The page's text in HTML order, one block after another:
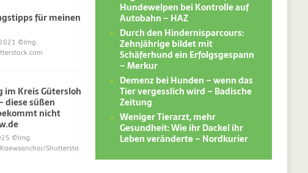
für meinen
©Img.
im Kreis Gütersloh
diese süßen
nicht
©Img.
Shuttersto
Hundewelpen bei Kontrolle auf
Autobahn – HAZ
Durch den Hindernisparcours:
Zehnjährige bildet mit
Schäferhund ein Erfolgsgespann
– Merkur
Demenz bei Hunden – wenn das
Tier vergesslich wird – Badische
Zeitung
Weniger Tierarzt, mehr
Gesundheit: Wie ihr Dackel ihr
Leben veränderte – Nordkurier